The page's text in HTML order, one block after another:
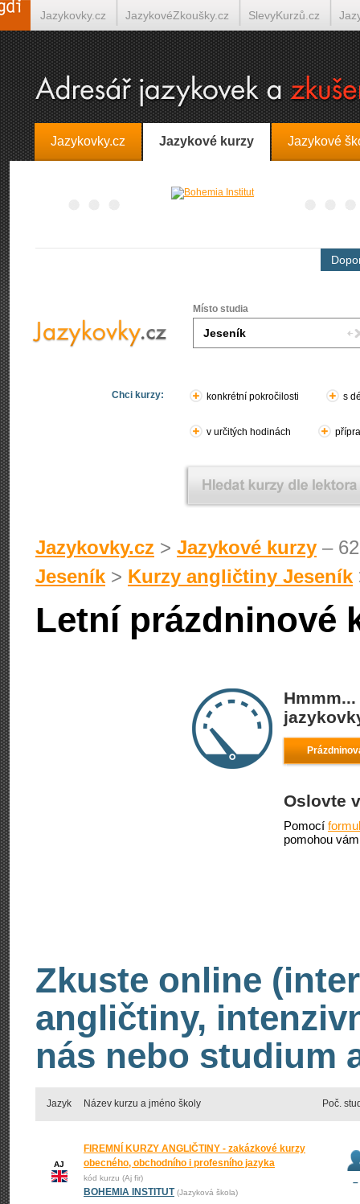
Jazykovky.cz Jazykové kurzy Jazykové
Místo studia
Chci kurzy: konkrétní pokročilosti s
v určitých hodinách
Jazykovky.cz > Jazykové kurzy –
Jeseník > Kurzy angličtiny Jeseník
Letní prázdninové
Oslovte
Pomocí
pomohou
Zkuste online
angličtiny,
nás nebo studium
Jazyk Název kurzu a jméno školy Poč.
AJ
FIREMNÍ KURZY ANGLIČTINY - zakázkové kurzy
obecného, obchodního i profesního jazyka
kód kurzu (Aj fir)
BOHEMIA INSTITUT (Jazyková škola)
–
Jazykovky.cz JazykovéZkoušky.cz SlevyKurzů.cz
Španělština on-line Italština on-line Tlumočení-